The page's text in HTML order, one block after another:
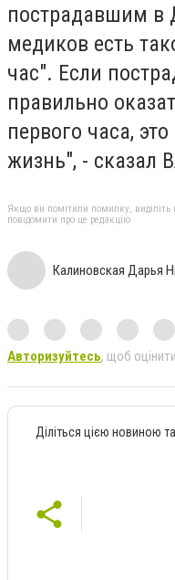
пострадавшим в
медиков есть
час". Если
правильно
первого часа,
жизнь", - сказал
Якщо ви помітили помилку, виділіть
повідомити про це редакцію
Калиновская Дарья
Авторизуйтесь, щоб оцінити
Діліться цією новиною